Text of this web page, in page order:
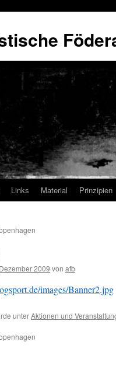
Links Material Prinzipien
2009 von afb
unterAktionen und